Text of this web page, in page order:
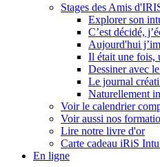
Stages des Amis
Explorer son
C’est décidé,
Aujourd'hui
Il était une fois,
Dessiner avec
Le journal
Naturellement
Voir le calendrier
Voir aussi nos
Lire notre livre d'or
Carte cadeau iRiS
En ligne